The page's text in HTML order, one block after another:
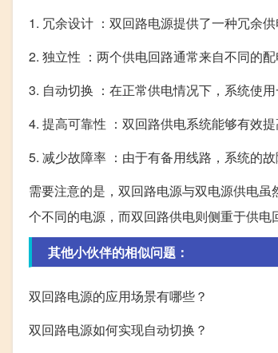
1. 冗余设计 ：双回路电源提供了一种冗余
2. 独立性 ：两个供电回路通常来自不同的
3. 自动切换 ：在正常供电情况下，系统使
4. 提高可靠性 ：双回路供电系统能够有效
5. 减少故障率 ：由于有备用线路，系统的
需要注意的是，双回路电源与双电源供电
个不同的电源，而双回路供电则侧重于供电
其他小伙伴的相似问题：
双回路电源的应用场景有哪些？
双回路电源如何实现自动切换？